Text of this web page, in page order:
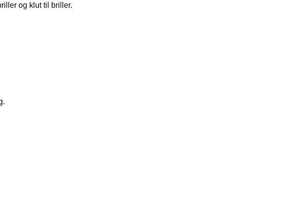
og klut til briller.